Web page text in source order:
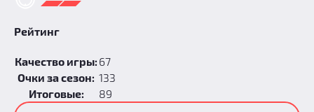
Рейтинг
Качество игры: 67
Очки за сезон: 133
Итоговые:
89